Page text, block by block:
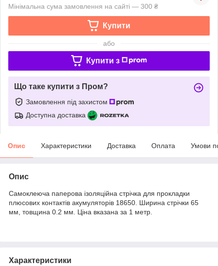
Мінімальна сума замовлення на сайті — 300 ₴
Купити
або
Купити з
Що таке купити з Пром?
Замовлення під захистом
Доступна доставка
Опис Характеристики Доставка Оплата Умови
Опис
Самоклеюча паперова ізоляційна стрічка для прокладки
плюсових контактів акумуляторів 18650. Ширина стрічки 65
мм, товщина 0.2 мм. Ціна вказана за 1 метр.
Характеристики